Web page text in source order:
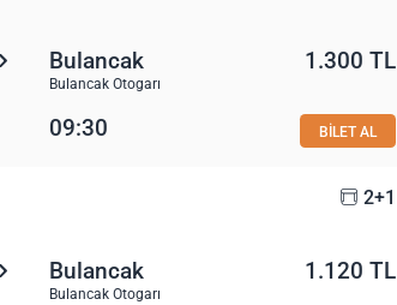
Bulancak
Bulancak Otogarı
1.300 TL
09:30 BİLET AL
2+1
Bulancak
Bulancak Otogarı
1.120 TL